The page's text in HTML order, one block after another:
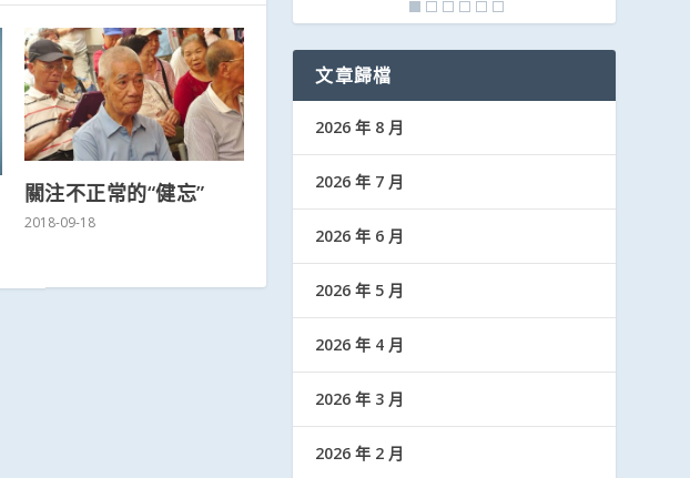
關注不正常的“健忘”
2018-09-18
文章歸檔
2026 年 8 月
2026 年 7 月
2026 年 6 月
2026 年 5 月
2026 年 4 月
2026 年 3 月
2026 年 2 月